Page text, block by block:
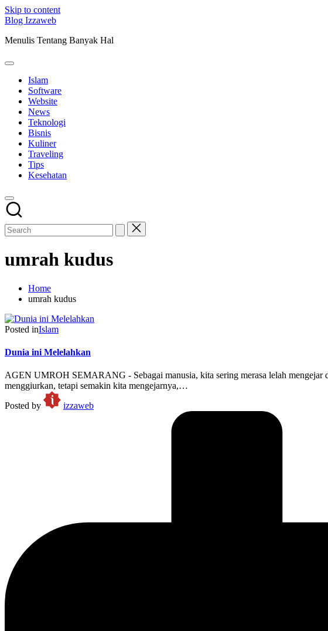
Skip to content
Blog Izzaweb
Menulis Tentang Banyak Hal
Islam
Software
Website
News
Teknologi
Bisnis
Kuliner
Traveling
Tips
Kesehatan
umrah kudus
Home
umrah kudus
Posted inIslam
Dunia ini Melelahkan
AGEN UMROH SEMARANG - Sebagai manusia, kita sering merasa lelah mengejar
menggiurkan, tetapi semakin kita mengejarnya,…
Posted by
izzaweb